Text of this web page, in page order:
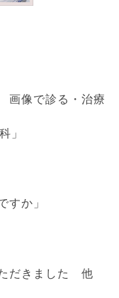
像で診る・治療
」
すか」
だきました 他